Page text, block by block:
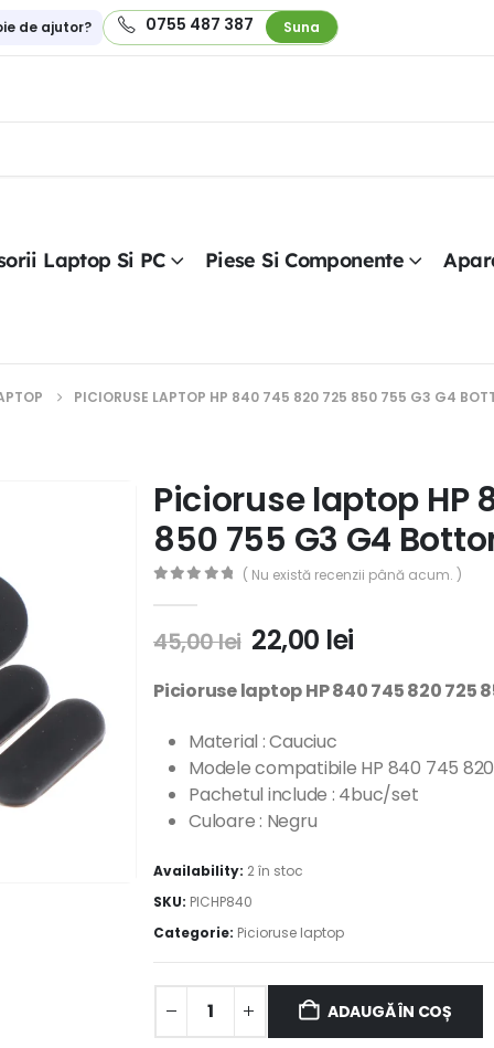
de ajutor? 0755 487 387 Suna
Laptop Si PC Piese Si Componente
PICIORUSE LAPTOP HP 840 745 820 725 850 755 G3 G4
Picioruse laptop HP
850 755 G3 G4
( Nu există recenzii până acum. )
45,00lei 22,00 lei
Picioruse laptop HP 840 745 820 725
Material : Cauciuc
Modele compatibile HP 840 745
Pachetul include : 4buc/set
Culoare : Negru
Availability: 2 în stoc
SKU: PICHP840
Categorie: Picioruse laptop
ADAUGĂ ÎN COȘ